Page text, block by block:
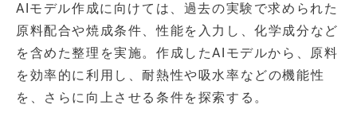
AIモデル作成に向けては、過去の実験で求められた
原料配合や焼成条件、性能を入力し、化学成分など
を含めた整理を実施。作成したAIモデルから、原料
を効率的に利用し、耐熱性や吸水率などの機能性
を、さらに向上させる条件を探索する。